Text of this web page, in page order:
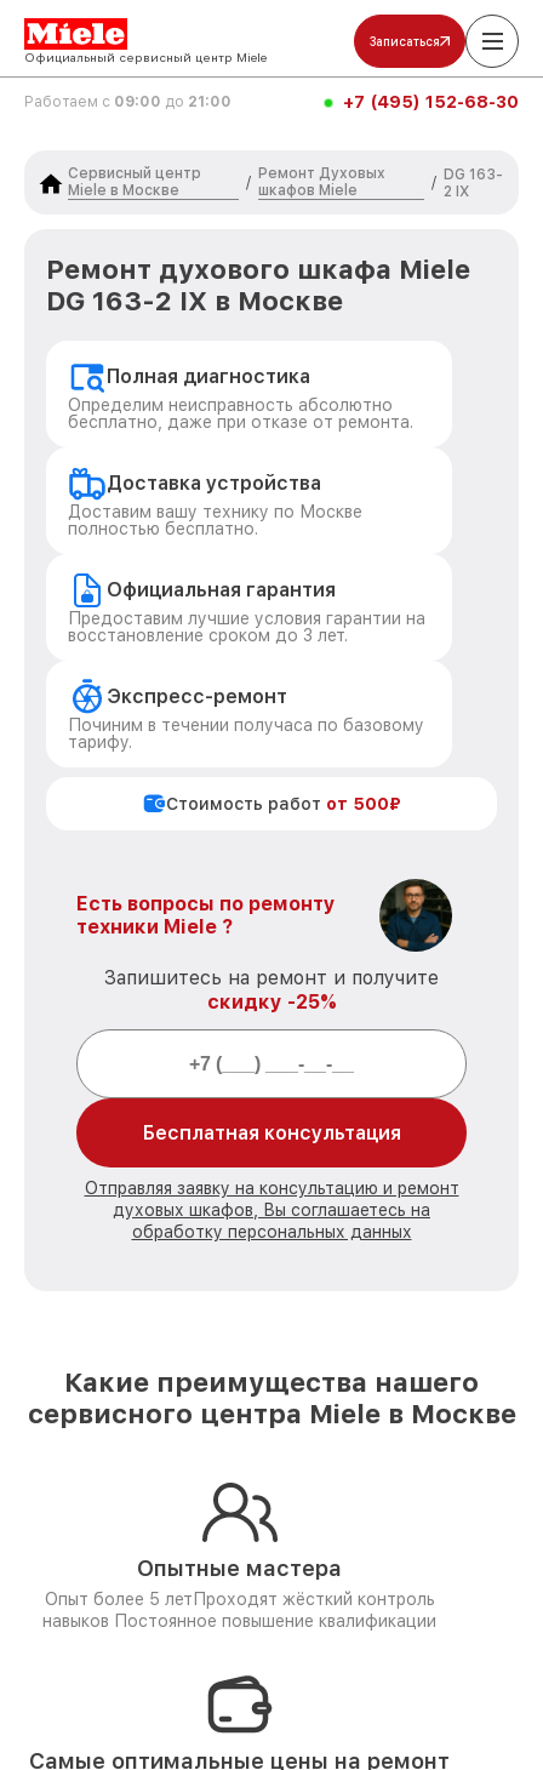
Официальный сервисный центр Miele
Записаться
Работаем с 09:00 до 21:00 +7 (495) 152-68-30
Сервисный центр
Miele в Москве
/
Ремонт Духовых
шкафов Miele
/ DG 163-
2 IX
Ремонт духового шкафа Miele
DG 163-2 IX в Москве
Полная диагностика
Определим неисправность абсолютно
бесплатно, даже при отказе от ремонта.
Доставка устройства
Доставим вашу технику по Москве
полностью бесплатно.
Официальная гарантия
Предоставим лучшие условия гарантии на
восстановление сроком до 3 лет.
Экспресс-ремонт
Починим в течении получаса по базовому
тарифу.
Стоимость работ от 500₽
Есть вопросы по ремонту
техники Miele ?
Запишитесь на ремонт и получите
скидку -25%
Бесплатная консультация
Отправляя заявку на консультацию и ремонт
духовых шкафов, Вы соглашаетесь на
обработку персональных данных
Какие преимущества нашего
сервисного центра Miele в Москве
Опытные мастера
Опыт более 5 лет Проходят жёсткий контроль
навыков Постоянное повышение квалификации
Самые оптимальные цены на ремонт